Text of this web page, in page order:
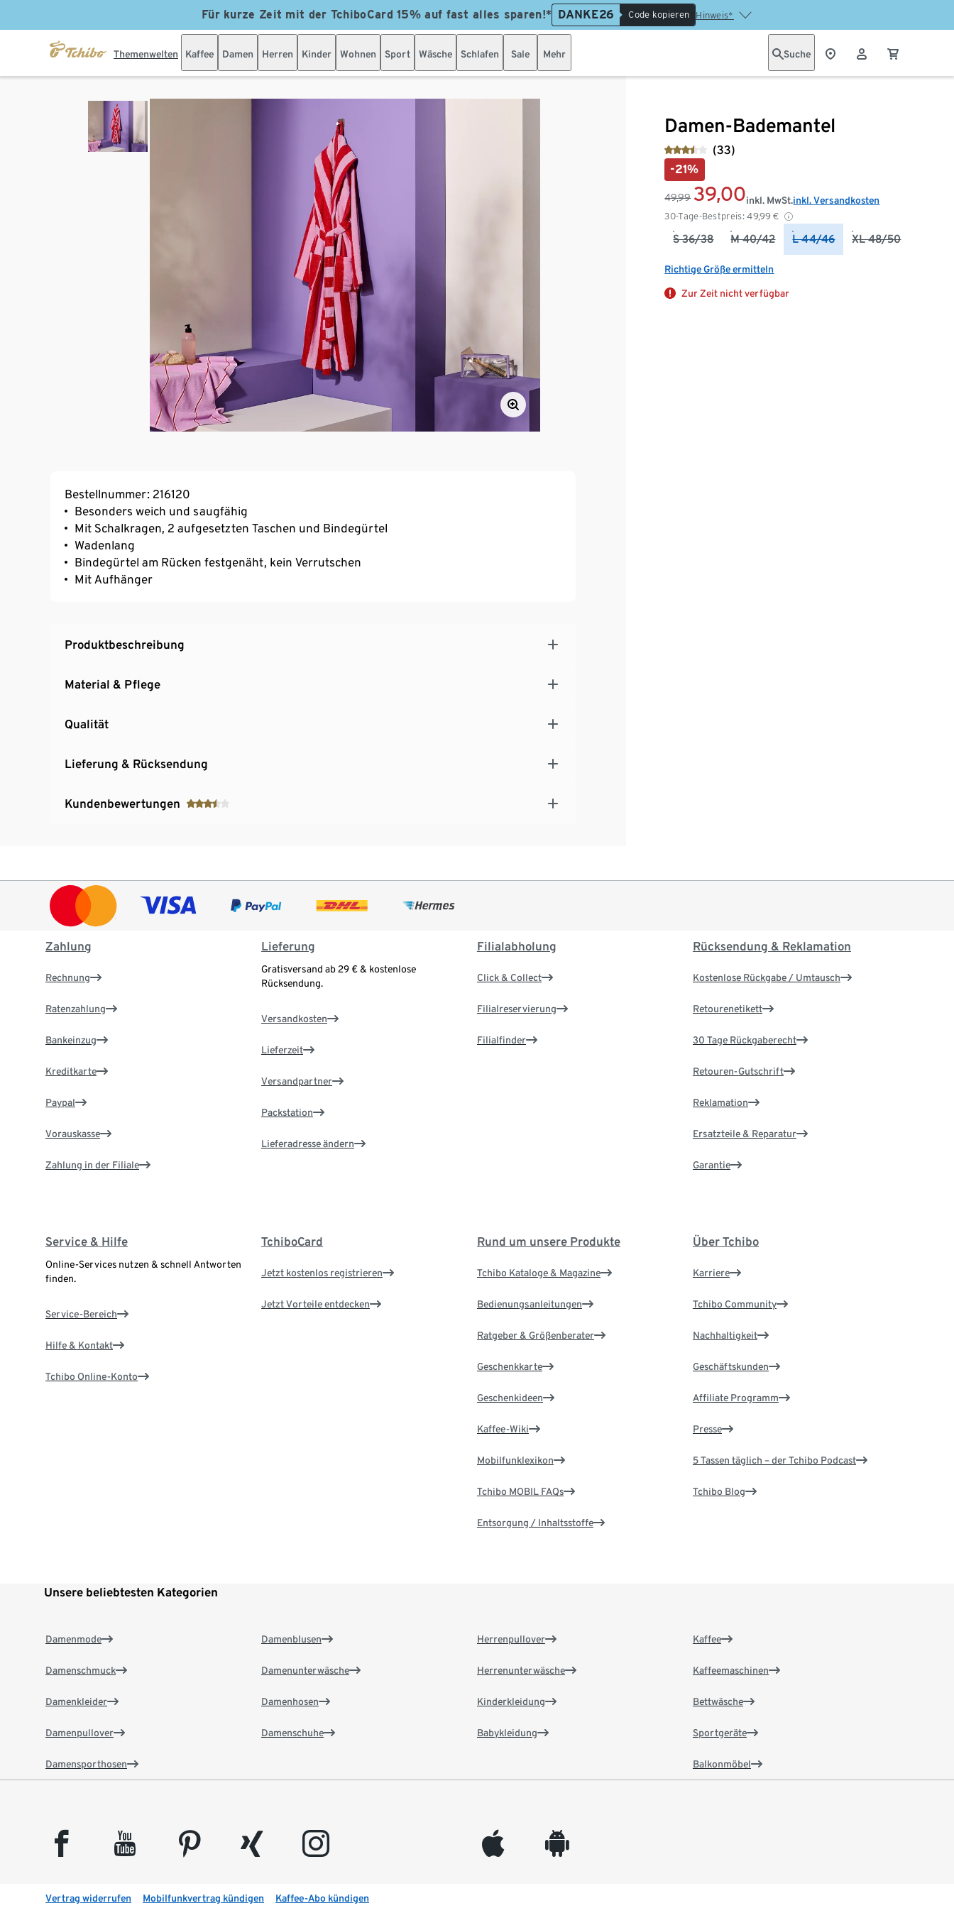
Für kurze Zeit mit der TchiboCard 15% auf fast alles sparen!* DANKE26 Code kopieren Hinweis*
Themenwelten Kaffee Damen Herren Kinder Wohnen Sport Wäsche Schlafen Sale Mehr Suche
Damen-Bademantel
(33)
-21%
49,99 39,00
30-Tage-Bestpreis: 49,99 €
inkl. MwSt.inkl. Versandkosten
S 36/38 M 40/42 L 44/46 XL 48/50
Richtige Größe ermitteln
Zur Zeit nicht verfügbar
Bestellnummer: 216120
Besonders weich und saugfähig
Mit Schalkragen, 2 aufgesetzten Taschen und Bindegürtel
Wadenlang
Bindegürtel am Rücken festgenäht, kein Verrutschen
Mit Aufhänger
Produktbeschreibung
Material & Pflege
Qualität
Lieferung & Rücksendung
Kundenbewertungen
Zahlung
Rechnung
Ratenzahlung
Bankeinzug
Kreditkarte
Paypal
Vorauskasse
Zahlung in der Filiale
Lieferung
Gratisversand ab 29 € & kostenlose
Rücksendung.
Versandkosten
Lieferzeit
Versandpartner
Packstation
Lieferadresse ändern
Filialabholung
Click & Collect
Filialreservierung
Filialfinder
Rücksendung & Reklamation
Kostenlose Rückgabe / Umtausch
Retourenetikett
30 Tage Rückgaberecht
Retouren-Gutschrift
Reklamation
Ersatzteile & Reparatur
Garantie
Service & Hilfe
Online-Services nutzen & schnell Antworten
finden.
Service-Bereich
Hilfe & Kontakt
Tchibo Online-Konto
TchiboCard
Jetzt kostenlos registrieren
Jetzt Vorteile entdecken
Rund um unsere Produkte
Tchibo Kataloge & Magazine
Bedienungsanleitungen
Ratgeber & Größenberater
Geschenkkarte
Geschenkideen
Kaffee-Wiki
Mobilfunklexikon
Tchibo MOBIL FAQs
Entsorgung / Inhaltsstoffe
Über Tchibo
Karriere
Tchibo Community
Nachhaltigkeit
Geschäftskunden
Affiliate Programm
Presse
5 Tassen täglich – der Tchibo Podcast
Tchibo Blog
Unsere beliebtesten Kategorien
Damenmode
Damenschmuck
Damenkleider
Damenpullover
Damensporthosen
Damenblusen
Damenunterwäsche
Damenhosen
Damenschuhe
Herrenpullover
Herrenunterwäsche
Kinderkleidung
Babykleidung
Kaffee
Kaffeemaschinen
Bettwäsche
Sportgeräte
Balkonmöbel
facebook youtube pinterest xing instagram appleinc android
Vertrag widerrufen Mobilfunkvertrag kündigen Kaffee-Abo kündigen